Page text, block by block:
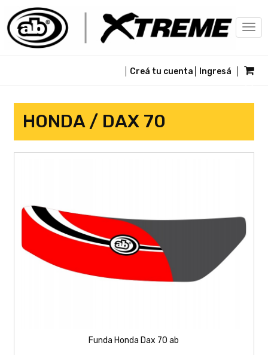
Creá tu cuenta Ingresá
HONDA / DAX 70
Funda Honda Dax 70 ab